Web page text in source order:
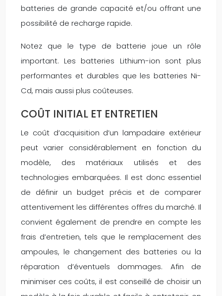
batteries de grande capacité et/ou offrant une
possibilité de recharge rapide.
Notez que le type de batterie joue un rôle
important. Les batteries Lithium-ion sont plus
performantes et durables que les batteries Ni-
Cd, mais aussi plus coûteuses.
COÛT INITIAL ET ENTRETIEN
Le coût d’acquisition d’un lampadaire extérieur
peut varier considérablement en fonction du
modèle, des matériaux utilisés et des
technologies embarquées. Il est donc essentiel
de définir un budget précis et de comparer
attentivement les différentes offres du marché. Il
convient également de prendre en compte les
frais d’entretien, tels que le remplacement des
ampoules, le changement des batteries ou la
réparation d’éventuels dommages. Afin de
minimiser ces coûts, il est conseillé de choisir un